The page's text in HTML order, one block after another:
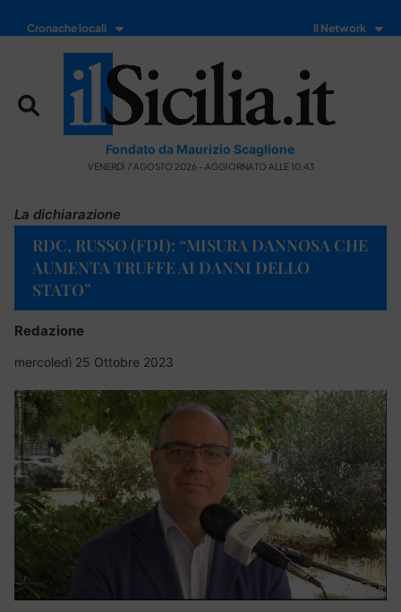
Cronache locali Il Network
Fondato da Maurizio Scaglione
VENERDÌ 7 AGOSTO 2026 - AGGIORNATO ALLE 10:43
La dichiarazione
RDC, RUSSO (FDI): “MISURA DANNOSA CHE
AUMENTA TRUFFE AI DANNI DELLO
STATO”
Redazione
mercoledì 25 Ottobre 2023